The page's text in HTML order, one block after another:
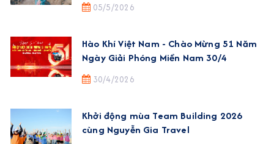
05/5/2026
Hào Khí Việt Nam - Chào Mừng 51 Năm
Ngày Giải Phóng Miền Nam 30/4
30/4/2026
Khởi động mùa Team Building 2026
cùng Nguyễn Gia Travel